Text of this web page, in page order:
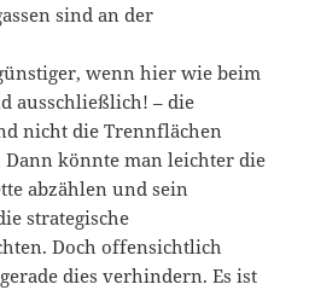
sind an der
wenn hier wie beim
ausschließlich! – die
nicht die Trennflächen
könnte man leichter die
abzählen und sein
strategische
Doch offensichtlich
dies verhindern. Es ist